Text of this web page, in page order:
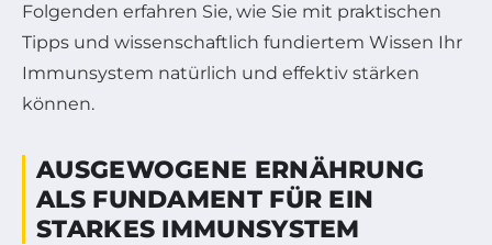
Folgenden erfahren Sie, wie Sie mit praktischen
Tipps und wissenschaftlich fundiertem Wissen Ihr
Immunsystem natürlich und effektiv stärken
können.
AUSGEWOGENE ERNÄHRUNG
ALS FUNDAMENT FÜR EIN
STARKES IMMUNSYSTEM